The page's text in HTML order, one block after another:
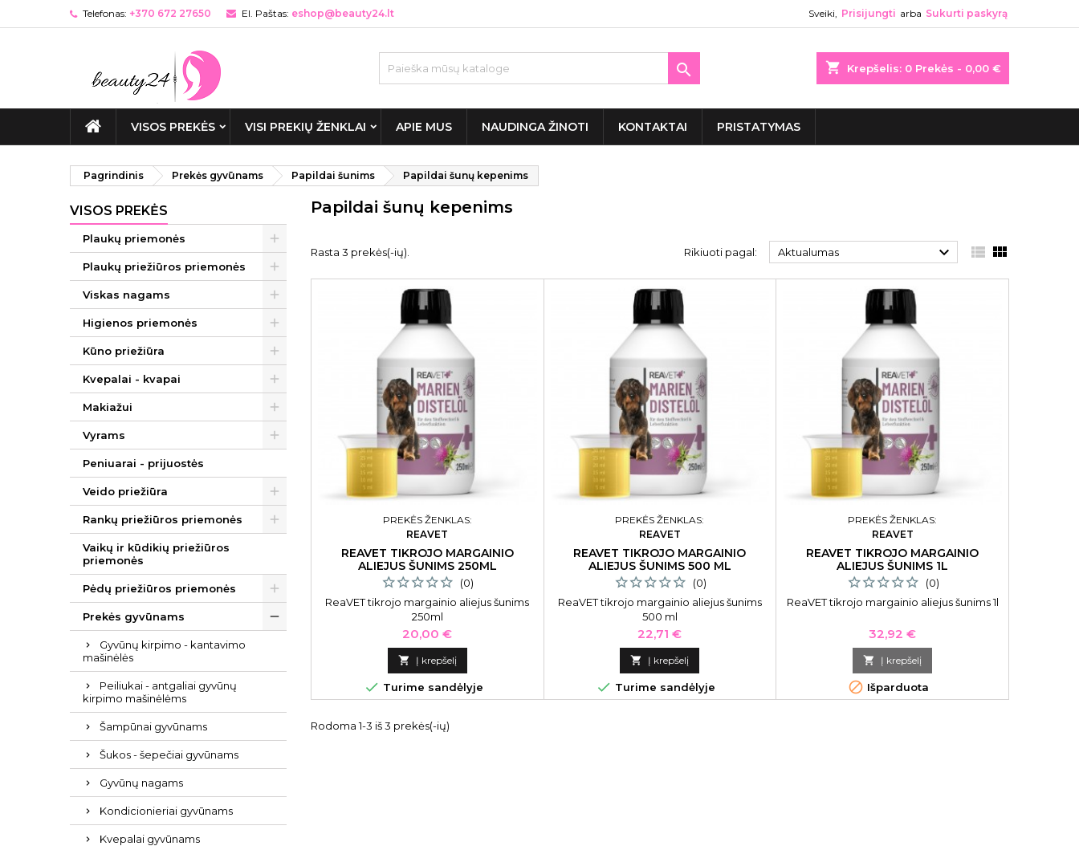
Telefonas: +370 672 27650 El. Paštas: eshop@beauty24.lt Sveiki, Prisijungti arba Sukurti paskyrą
shopping_cart Krepšelis: 0 Prekės - 0,00 €

VISOS PREKĖS VISI PREKIŲ ŽENKLAI APIE MUS NAUDINGA ŽINOTI KONTAKTAI PRISTATYMAS
Pagrindinis Prekės gyvūnams Papildai šunims Papildai šunų kepenims
VISOS PREKĖS
Plaukų priemonės
Plaukų priežiūros priemonės
Viskas nagams
Higienos priemonės
Kūno priežiūra
Kvepalai - kvapai
Makiažui
Vyrams
Peniuarai - prijuostės
Veido priežiūra
Rankų priežiūros priemonės
Vaikų ir kūdikių priežiūros
priemonės
Pėdų priežiūros priemonės
Prekės gyvūnams
Gyvūnų kirpimo - kantavimo
mašinėlės
Peiliukai - antgaliai gyvūnų
kirpimo mašinėlėms
Šampūnai gyvūnams
Šukos - šepečiai gyvūnams
Gyvūnų nagams
Kondicionieriai gyvūnams
Kvepalai gyvūnams
Papildai šunų kepenims
Rasta 3 prekės(-ių). Rikiuoti pagal: Aktualumas   
PREKĖS ŽENKLAS:
REAVET
REAVET TIKROJO MARGAINIO
ALIEJUS ŠUNIMS 250ML
(0)
ReaVET tikrojo margainio aliejus šunims
250ml
Kaina
20,00 €
 Į krepšelį
 Turime sandėlyje
PREKĖS ŽENKLAS:
REAVET
REAVET TIKROJO MARGAINIO
ALIEJUS ŠUNIMS 500 ML
(0)
ReaVET tikrojo margainio aliejus šunims
500 ml
Kaina
22,71 €
 Į krepšelį
 Turime sandėlyje
PREKĖS ŽENKLAS:
REAVET
REAVET TIKROJO MARGAINIO
ALIEJUS ŠUNIMS 1L
(0)
ReaVET tikrojo margainio aliejus šunims 1l
Kaina
32,92 €
 Į krepšelį
 Išparduota
Rodoma 1-3 iš 3 prekės(-ių)